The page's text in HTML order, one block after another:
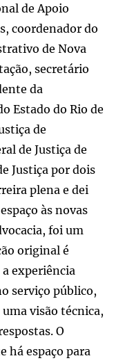
de Apoio
coordenador do
de Nova
secretário
da
Estado do Rio de
de
de Justiça de
Justiça por dois
plena e dei
às novas
foi um
original é
experiência
serviço público,
visão técnica,
O
há espaço para